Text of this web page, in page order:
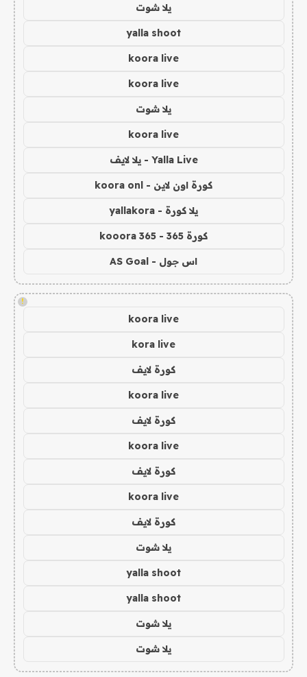
يلا شوت
yalla shoot
koora live
koora live
يلا شوت
koora live
Yalla Live - يلا لايف
كورة اون لاين - koora onl
يلا كورة - yallakora
كورة 365 - kooora 365
اس جول - AS Goal
!
koora live
kora live
كورة لايف
koora live
كورة لايف
koora live
كورة لايف
koora live
كورة لايف
يلا شوت
yalla shoot
yalla shoot
يلا شوت
يلا شوت